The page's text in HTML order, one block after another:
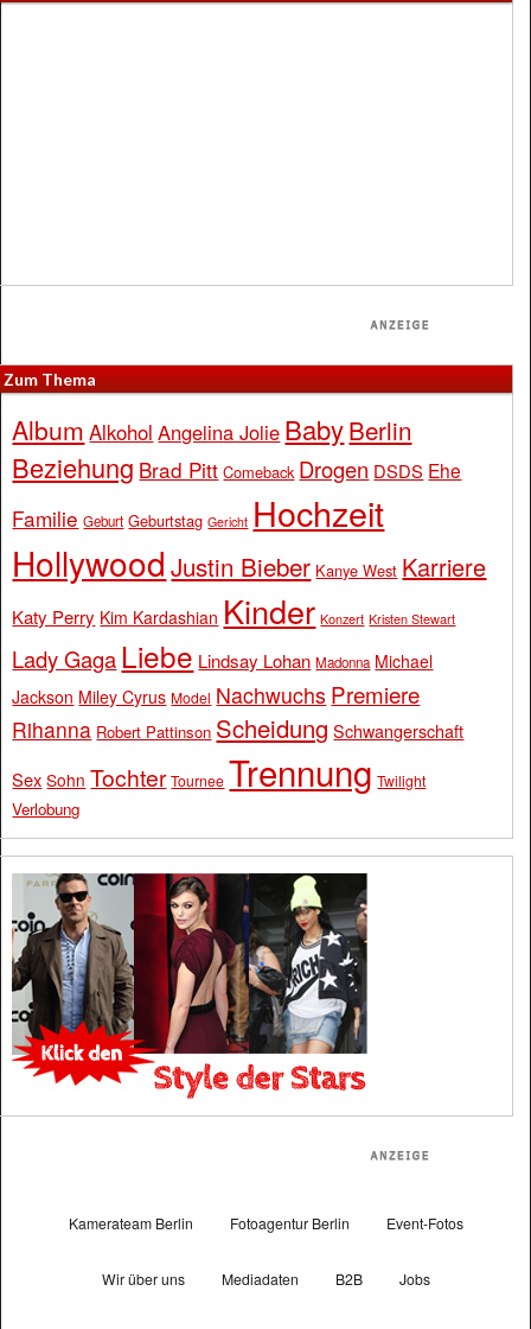
Zum Thema
Album Alkohol Angelina Jolie BabyBerlin
Beziehung Brad Pitt Comeback Drogen DSDS Ehe
Familie Geburt Geburtstag Gericht Hochzeit
Hollywood Justin Bieber Kanye West Karriere
Katy Perry Kim Kardashian Kinder Konzert Kristen Stewart
Lady Gaga Liebe Lindsay Lohan Madonna Michael
Jackson Miley Cyrus Model Nachwuchs Premiere
Rihanna Robert Pattinson Scheidung Schwangerschaft
Sex Sohn Tochter Tournee Trennung Twilight
Verlobung
Kamerateam Berlin Fotoagentur Berlin Event-Fotos
Wir über uns Mediadaten B2B Jobs